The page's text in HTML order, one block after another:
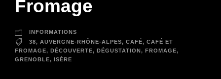
Fromage
INFORMATIONS
38, AUVERGNE-RHÔNE-ALPES, CAFÉ, CAFÉ ET
FROMAGE, DÉCOUVERTE, DÉGUSTATION, FROMAGE,
GRENOBLE, ISÈRE